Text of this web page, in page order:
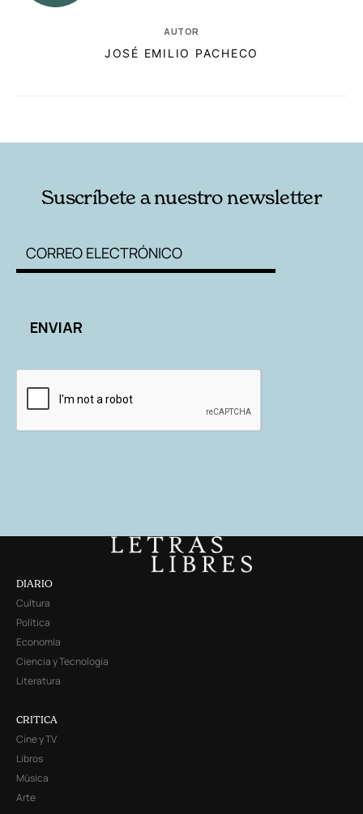
AUTOR
JOSÉ EMILIO PACHECO
Suscríbete a nuestro newsletter
DIARIO
Cultura
Política
Economía
Ciencia y Tecnología
Literatura
CRITICA
Cine y TV
Libros
Música
Arte